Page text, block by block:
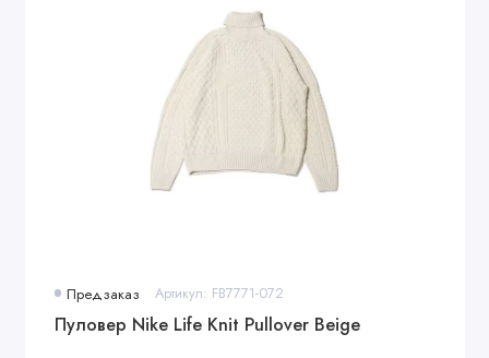
Предзаказ Артикул: FB7771-072
Пуловер Nike Life Knit Pullover Beige